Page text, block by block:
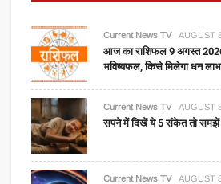
Current News TV AUGUST
आज का राशिफल 9 अगस्त
भविष्यफल, किसे मिलेगा धन लाभ
Current News TV AUGUST
सपने में दिखें ये 5 संकेत तो
Current News TV AUGUST